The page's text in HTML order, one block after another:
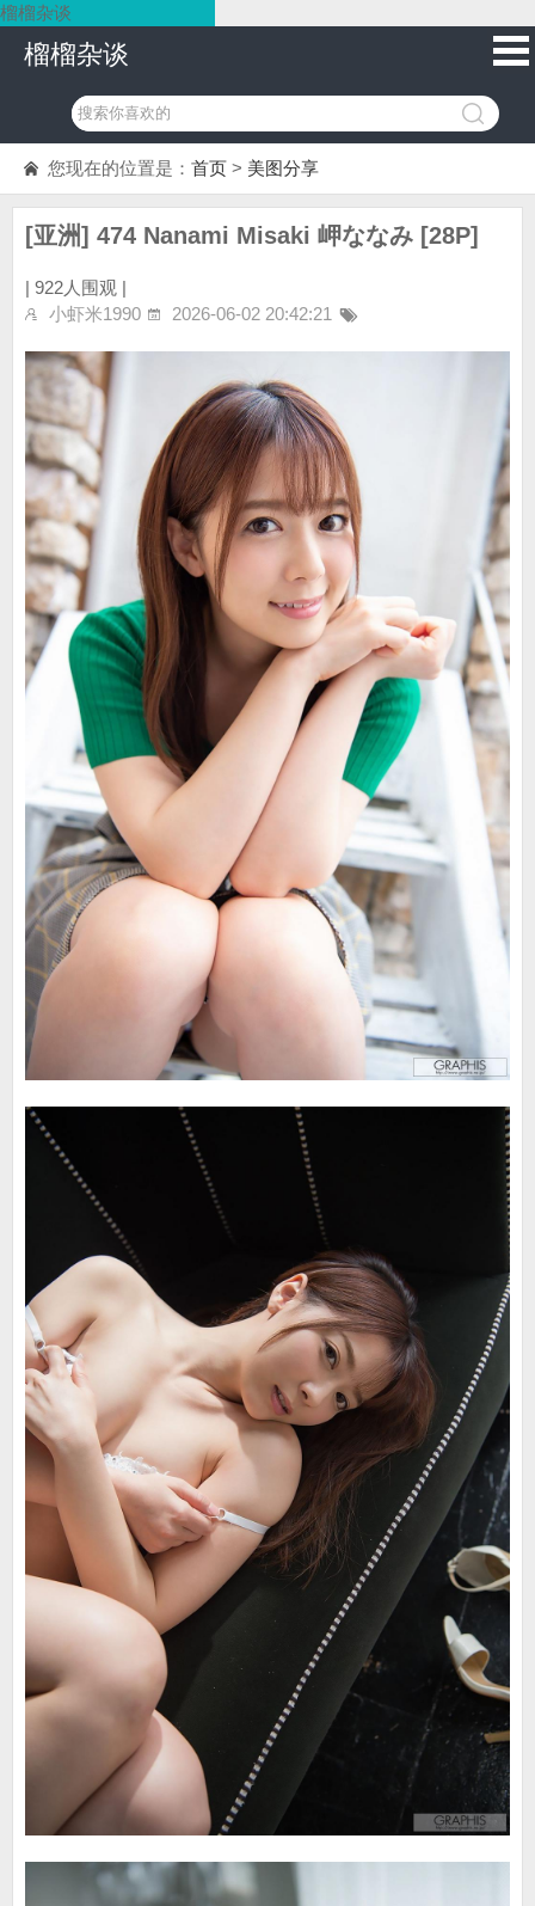
榴榴杂谈
榴榴杂谈
您现在的位置是： 首页 > 美图分享
[亚洲] 474 Nanami Misaki 岬ななみ [28P]
| 922人围观 |
小虾米1990
2026-06-02 20:42:21